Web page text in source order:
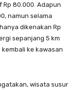
80.000. Adapun
namun selama
dikenakan Rp
sepanjang 5 km
ke kawasan
wisata susur